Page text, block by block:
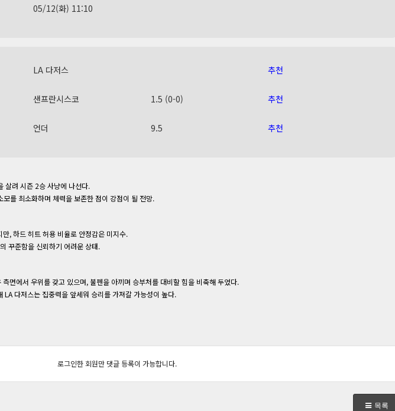
05/12(화) 11:10
LA 다저스 추천
샌프란시스코 1.5 (0-0) 추천
언더 9.5 추천
살려 시즌 2승 사냥에 나선다.
를 최소화하며 체력을 보존한 점이 강점이 될 전망.
, 하드 히트 허용 비율로 안정감은 미지수.
꾸준함을 신뢰하기 어려운 상태.
면에서 우위를 갖고 있으며, 불펜을 아끼며 승부처를 대비할 힘을 비축해 두었다.
다저스는 집중력을 앞세워 승리를 가져갈 가능성이 높다.
로그인한 회원만 댓글 등록이 가능합니다.
목록